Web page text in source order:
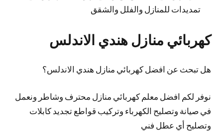
تمديدات للمنازل والفلل والشقق
كهربائي منازل هندي الاندلس
هل تبحث عن افضل كهربائي منازل هندي الاندلس؟
نوفر لكم افضل معلم كهربائي منازل محترف وشاطر ونعمل
في صيانة وتصليح الكهرباء وتركيب قواطع تجديد كابلات
وتصليح أي عطل فني